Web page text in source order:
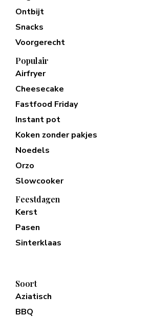
Ontbijt
Snacks
Voorgerecht
Populair
Airfryer
Cheesecake
Fastfood Friday
Instant pot
Koken zonder pakjes
Noedels
Orzo
Slowcooker
Feestdagen
Kerst
Pasen
Sinterklaas
Soort
Aziatisch
BBQ